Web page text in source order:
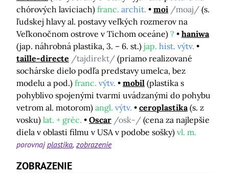
chórových laviciach) franc. archit. moi /moaj/ (s.
ľudskej hlavy al. postavy veľkých rozmerov na
Veľkonočnom ostrove v Tichom oceáne) ?
haniwa
(jap. náhrobná plastika, 3. – 6. st.) jap. hist. výtv.
taille-directe /tajdirekt/ (priamo realizované
sochárske dielo podľa predstavy umelca, bez
modelu a pod.) franc. výtv. mobil (plastika s
pohyblivo spojenými tvarmi uvádzanými do pohybu
vetrom al. motorom) angl. výtv. ceroplastika (s. z
vosku) lat. + gréc. Oscar /osk-/ (cena za najlepšie
diela v oblasti filmu v USA v podobe sošky) vl. m.
porovnajplastika zobrazenie
ZOBRAZENIE